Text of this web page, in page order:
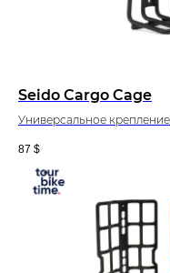
Seido Cargo Cage
Универсальное
87 $